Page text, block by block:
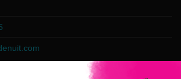
Gesellschaft für Garantierte Bewertungen,